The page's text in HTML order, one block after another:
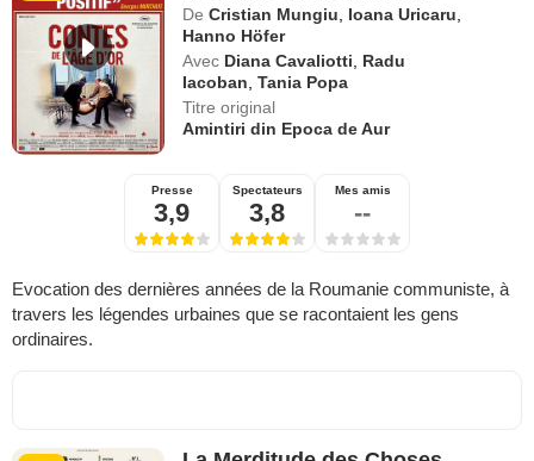
De Cristian Mungiu Ioana Uricaru
Hanno Höfer
Avec Diana Cavaliotti
Radu
Iacoban ,Tania Popa
Titre original
Amintiri din Epoca de Aur
Presse
3,9
Spectateurs
3,8
Mes amis
--
Evocation des dernières années de la Roumanie communiste, à
travers les légendes urbaines que se racontaient les gens
ordinaires.